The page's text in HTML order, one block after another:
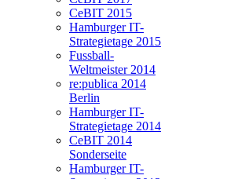
CeBIT 2015
Hamburger IT-
Strategietage 2015
Fussball-
Weltmeister 2014
re:publica 2014
Berlin
Hamburger IT-
Strategietage 2014
CeBIT 2014
Sonderseite
Hamburger IT-